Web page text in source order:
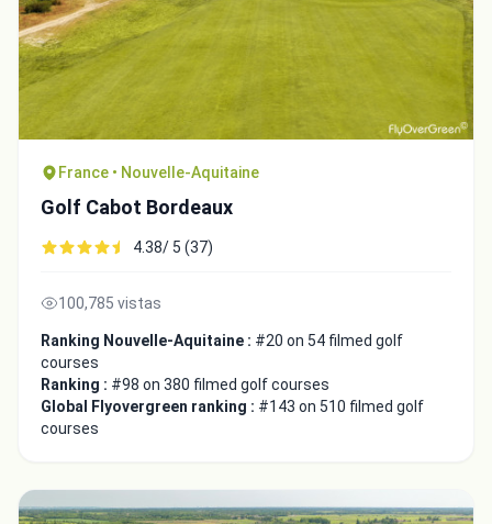
France • Nouvelle-Aquitaine
Golf Cabot Bordeaux
4.38/ 5 (37)
100,785 vistas
Ranking Nouvelle-Aquitaine : #20 on 54 filmed golf
courses
Ranking : #98 on 380 filmed golf courses
Global Flyovergreen ranking : #143 on 510 filmed golf
courses